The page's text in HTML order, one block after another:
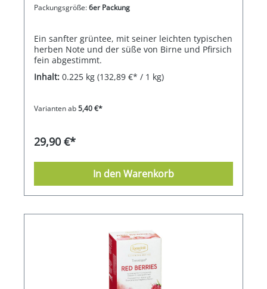
Packungsgröße:6er Packung
Ein sanfter grüntee, mit seiner leichten typischen
herben Note und der süße von Birne und Pfirsich
fein abgestimmt.
Inhalt: 0.225 kg (132,89 €* / 1 kg)
Varianten ab5,40 €*
29,90 €*
In den Warenkorb